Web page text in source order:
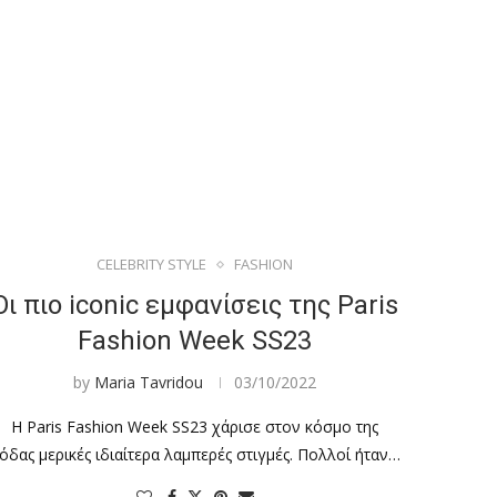
CELEBRITY STYLE FASHION
πιο iconic εμφανίσεις της Paris
Fashion Week SS23
by Maria Tavridou 03/10/2022
Η Paris Fashion Week SS23 χάρισε στον κόσμο της
μερικές ιδιαίτερα λαμπερές στιγμές. Πολλοί ήταν…